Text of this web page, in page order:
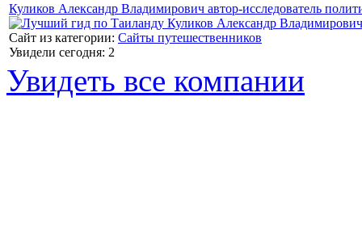
Куликов Александр Владимирович автор-исследователь
Сайт из категории: Сайты путешественников
Увидели сегодня: 2
Увидеть все компании